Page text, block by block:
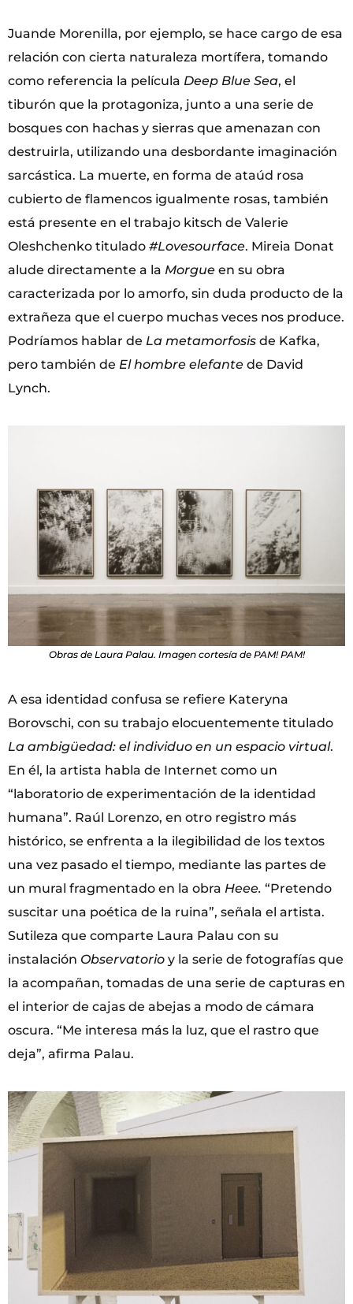
Juande Morenilla, por ejemplo, se hace cargo de esa
relación con cierta naturaleza mortífera, tomando
como referencia la película Deep Blue Sea, el
tiburón que la protagoniza, junto a una serie de
bosques con hachas y sierras que amenazan con
destruirla, utilizando una desbordante imaginación
sarcástica. La muerte, en forma de ataúd rosa
cubierto de flamencos igualmente rosas, también
está presente en el trabajo kitsch de Valerie
Oleshchenko titulado #Lovesourface. Mireia Donat
alude directamente a la Morgue en su obra
caracterizada por lo amorfo, sin duda producto de la
extrañeza que el cuerpo muchas veces nos produce.
Podríamos hablar de La metamorfosis de Kafka,
pero también de El hombre elefante de David
Lynch.
Obras de Laura Palau. Imagen cortesía de PAM! PAM!
A esa identidad confusa se refiere Kateryna
Borovschi, con su trabajo elocuentemente titulado
La ambigüedad: el individuo en un espacio virtual.
En él, la artista habla de Internet como un
“laboratorio de experimentación de la identidad
humana”. Raúl Lorenzo, en otro registro más
histórico, se enfrenta a la ilegibilidad de los textos
una vez pasado el tiempo, mediante las partes de
un mural fragmentado en la obra Heee. “Pretendo
suscitar una poética de la ruina”, señala el artista.
Sutileza que comparte Laura Palau con su
instalación Observatorio y la serie de fotografías que
la acompañan, tomadas de una serie de capturas en
el interior de cajas de abejas a modo de cámara
oscura. “Me interesa más la luz, que el rastro que
deja”, afirma Palau.